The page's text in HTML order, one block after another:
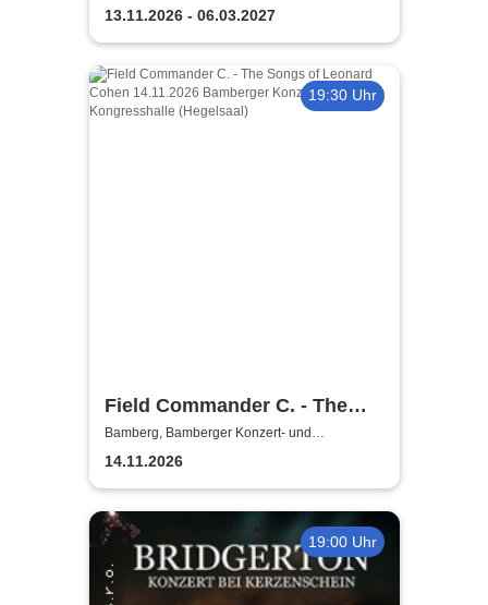
13.11.2026 - 06.03.2027
19:30 Uhr
Field Commander C. - The
Songs of Leonard Cohen
Bamberg, Bamberger Konzert- und
Kongresshalle (Hegelsaal)
14.11.2026
19:00 Uhr